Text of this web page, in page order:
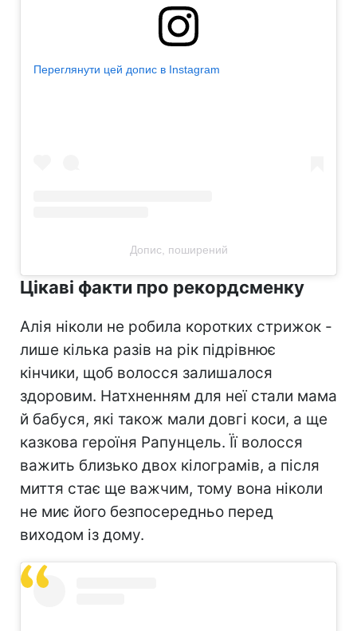
Переглянути цей допис в Instagram
Допис, поширений
Цікаві факти про рекордсменку
Алія ніколи не робила коротких стрижок -
лише кілька разів на рік підрівнює
кінчики, щоб волосся залишалося
здоровим. Натхненням для неї стали мама
й бабуся, які також мали довгі коси, а ще
казкова героїня Рапунцель. Її волосся
важить близько двох кілограмів, а після
миття стає ще важчим, тому вона ніколи
не миє його безпосередньо перед
виходом із дому.